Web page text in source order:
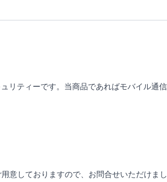
リティーです。当商品であればモバイル通
意しておりますので、お問合せいただけま